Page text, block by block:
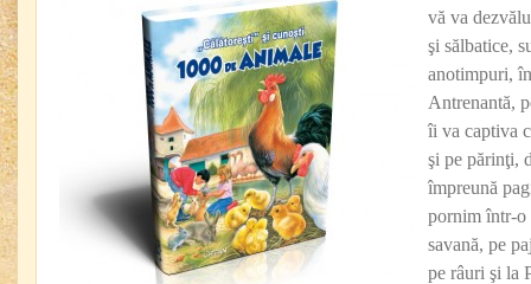
vă va
şi sălbatice,
anotimpuri,
Antrenantă,
îi va captiva
şi pe părinţi,
împreună
pornim într-o
savană, pe
pe râuri şi la